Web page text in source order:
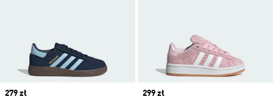
Price
279 zł
Price
299 zł